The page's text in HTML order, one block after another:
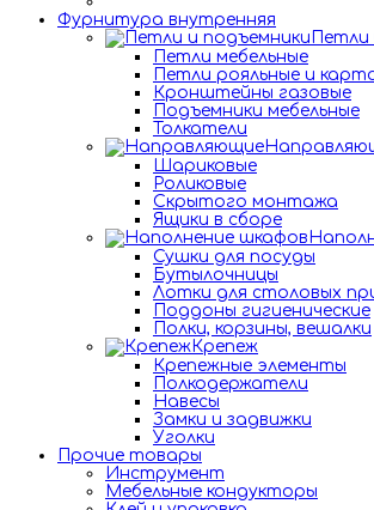
Фурнитура внутренняя
Петли
Петли мебельные
Петли рояльные и
Кронштейны газовые
Подъемники мебельные
Толкатели
Шариковые
Роликовые
Скрытого монтажа
Ящики в сборе
Сушки для посуды
Бутылочницы
Лотки для столовых
Поддоны гигиенические
Полки, корзины, вешалки
Крепеж
Крепежные элементы
Полкодержатели
Навесы
Замки и задвижки
Уголки
Прочие товары
Инструмент
Мебельные кондукторы